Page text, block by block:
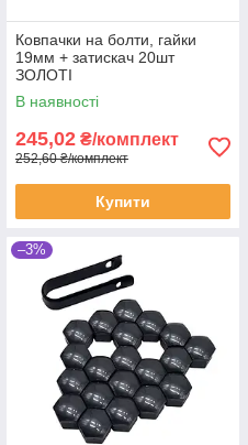
Ковпачки на болти, гайки
19мм + затискач 20шт
ЗОЛОТІ
В наявності
245,02 ₴/комплект
252,60 ₴/комплект
Купити
–3%